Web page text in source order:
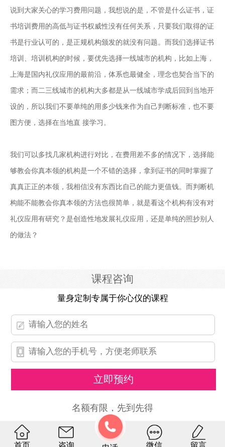
说到大家关心的学习费用问题，我想说的是，不管是什么证书，证
书培训费用的高低与证书权威性没有任何关系，只要我们取得的证
书是行业认可的，是正规机构颁发的就没有问题。而我们选择证书
培训、培训机构的时候，要优先选择一线城市的机构，比如上海，
上海是国内礼仪应用的最前沿，体系也最健全，理念也契合当下的
需求；而二三线城市的机构大多都是从一线城市学成后回到当地开
设的，所以我们不要单纯的用多少钱来作为自己判断标准，也不要
图方便，选择在当地直 接学习。
我们可以多找几家机构进行对比，在费用差不多的情况下，选择能
够教会你真本领的机构是一个不错的选择，拿到证书的同时掌握了
真真正正的本领，我相信没有东西比自己的能力更值钱。而判断机
构能不能教会你真本领的方法也很简单，就是看这个机构有没有对
礼仪应用有研究？是创造性地发展礼仪应用，还是单纯的照抄别人
的做法？
课程咨询
量身定制专属于你心仪的课程
名额有限，先到先得
官网承诺您的信息将不被泄露
首页 咨询 微信 留言